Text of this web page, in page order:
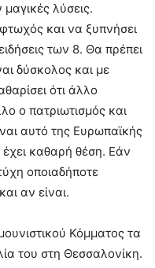
λύσεις.
και να ξυπνήσει
των 8. Θα πρέπει
δύσκολος και με
ότι άλλο
ο πατριωτισμός και
αυτό της Ευρωπαϊκής
καθαρή θέση. Εάν
οποιαδήποτε
αν είναι.
Κόμματος τα
του στη Θεσσαλονίκη.